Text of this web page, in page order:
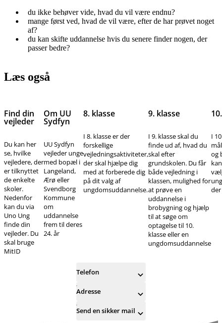
du ikke behøver vide, hvad du vil være endnu?
mange først ved, hvad de vil være, efter de har prøvet noget
af?
du kan skifte uddannelse hvis du senere finder nogen, der
passer bedre?
Læs også
Find din
vejleder
Du kan her
se, hvilke
vejledere, der
er tilknyttet
de enkelte
skoler.
Nedenfor
kan du via
Uno Ung
finde din
vejleder. Du
skal bruge
MitID
Om UU
Sydfyn
UU Sydfyn
vejleder unge
med bopæl i
Langeland,
Ærø eller
Svendborg
Kommune
om
uddannelse
frem til deres
24. år
8. klasse
I 8. klasse er der
forskellige
vejledningsaktiviteter,
der skal hjælpe dig
med at forberede dig
på dit valg af
ungdomsuddannelse.
9. klasse
I 9. klasse skal du
finde ud af, hvad du
skal efter
grundskolen. Du får
både vejledning i
klassen, mulighed for
at prøve en
uddannelse i
brobygning og hjælp
til at søge om
optagelse til 10.
klasse eller en
ungdomsuddannelse
I
og
Telefon
Adresse
Send en sikker mail